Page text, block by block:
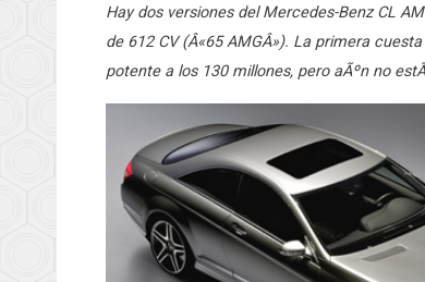
Hay dos versiones del Mercedes-Benz CL
de 612 CV (Â«65 AMGÂ»). La primera
potente a los 130 millones, pero aÃºn no